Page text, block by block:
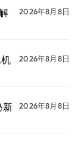
2026年8月8日
2026年8月8日
新
2026年8月8日